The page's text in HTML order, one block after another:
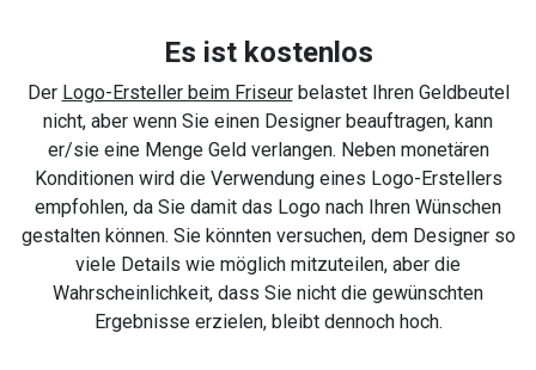
Es ist kostenlos
Der Logo-Ersteller beim Friseurbelastet Ihren Geldbeutel
nicht, aber wenn Sie einen Designer beauftragen, kann
er/sie eine Menge Geld verlangen. Neben monetären
Konditionen wird die Verwendung eines Logo-Erstellers
empfohlen, da Sie damit das Logo nach Ihren Wünschen
gestalten können. Sie könnten versuchen, dem Designer so
viele Details wie möglich mitzuteilen, aber die
Wahrscheinlichkeit, dass Sie nicht die gewünschten
Ergebnisse erzielen, bleibt dennoch hoch.